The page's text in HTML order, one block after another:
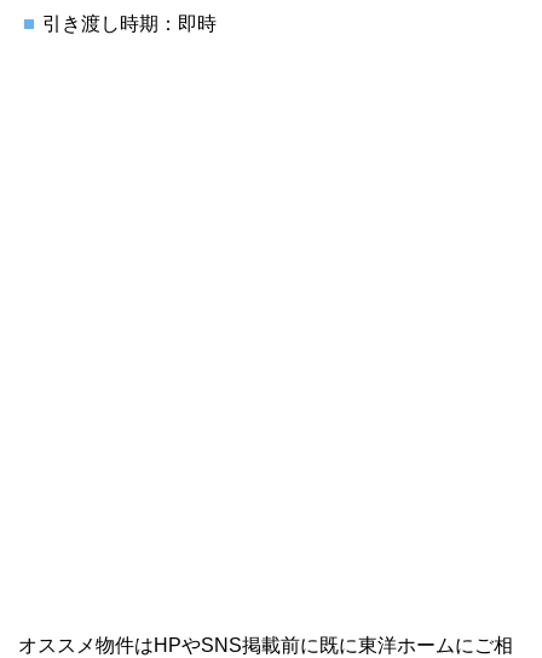
引き渡し時期：即時
オススメ物件はHPやSNS掲載前に既に東洋ホームにご相